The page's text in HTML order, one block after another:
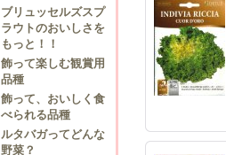
ブリュッセルズスプ
ラウトのおいしさを
もっと！！
飾って楽しむ観賞用
品種
飾って、おいしく食
べられる品種
ルタバガってどんな
野菜？